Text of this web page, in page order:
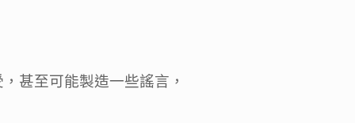
甚至可能製造一些謠言，